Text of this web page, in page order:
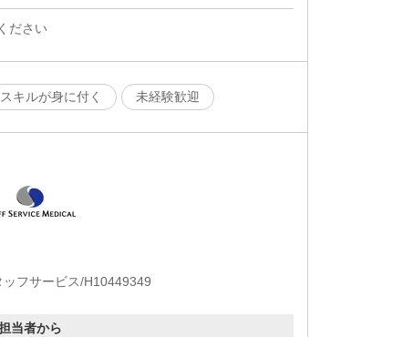
ださい
スキルが身に付く 未経験歓迎
フサービス/H10449349
当者から